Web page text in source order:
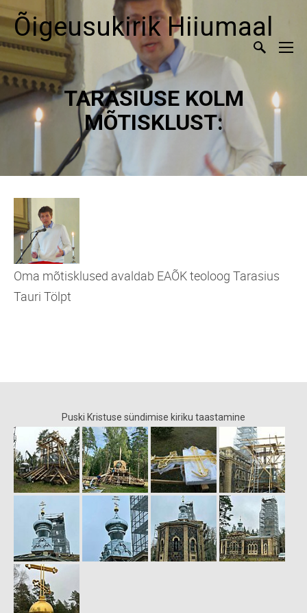
Õigeusukirik Hiiumaal
TARASIUSE KOLM
MÕTISKLUST:
Oma mõtisklused avaldab EAÕK teoloog Tarasius
Tauri Tölpt
Puski Kristuse sündimise kiriku taastamine